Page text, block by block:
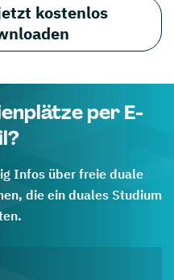
kostenlos
per E-
Infos über freie duale
die ein duales Studium